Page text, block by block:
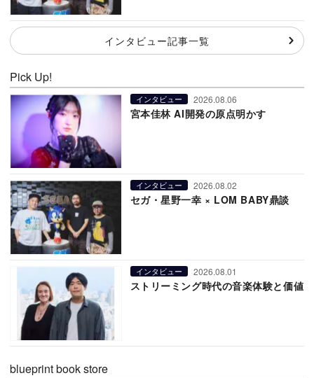
インタビュー記事一覧
Pick Up!
インタビュー 2026.08.06
宮本佳林 AI開発の原点明かす
インタビュー 2026.08.02
セガ・星野一幸 × LOM BABY鼎談
インタビュー 2026.08.01
ストリーミング時代の音楽体験と価値
blueprint book store